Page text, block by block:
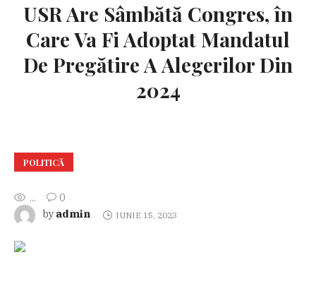
USR Are Sâmbătă Congres, în
Care Va Fi Adoptat Mandatul
De Pregătire A Alegerilor Din
2024
POLITICĂ
...
0
by admin IUNIE 15, 2023